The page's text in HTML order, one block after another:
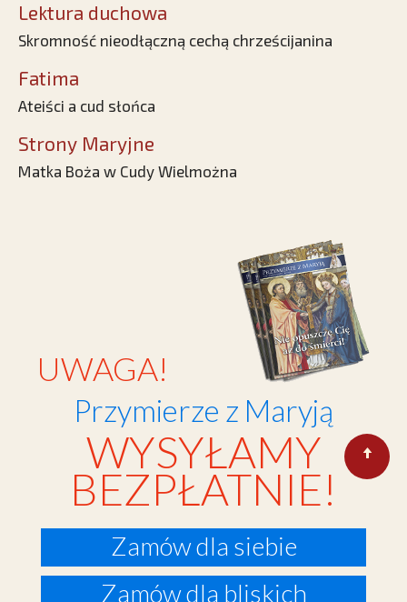
Lektura duchowa
Skromność nieodłączną cechą chrześcijanina
Fatima
Ateiści a cud słońca
Strony Maryjne
Matka Boża w Cudy Wielmożna
UWAGA!
Przymierze z Maryją
WYSYŁAMY
BEZPŁATNIE!
Zamów dla siebie
Zamów dla bliskich